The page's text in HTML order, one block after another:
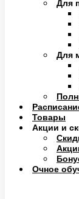
Для
Для
Товары
Акции и
Очное